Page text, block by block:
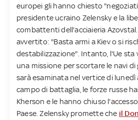
europei gli hanno chiesto
presidente ucraino Zelensky e la
combattenti dell'acciaieria
avvertito: "Basta armi a Kiev o si
destabilizzazione". Intanto, l'Ue sta
una missione per scortare le navi
sarà esaminata nel vertice di lunedì
campo di battaglia, le forze russe
Kherson e le hanno chiuso
Paese. Zelensky promette che il